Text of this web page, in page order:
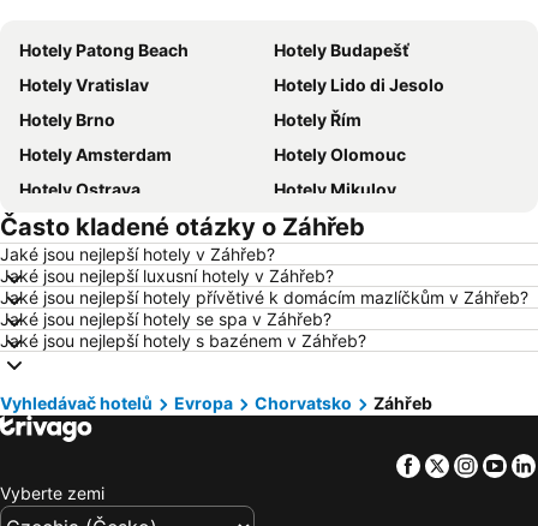
Hotely Patong Beach
Hotely Budapešť
Hotely Vratislav
Hotely Lido di Jesolo
Hotely Brno
Hotely Řím
Hotely Amsterdam
Hotely Olomouc
Hotely Ostrava
Hotely Mikulov
Hotely Hurghada
Hotely Znojmo
Hotely Kolobrzeg
Hotely Lignano Sabbiadoro
Hotely Nice
Hotely Verona
Hotely České Budějovice
Hotely Manavgat
Hotely Český Krumlov
Hotely Beskydy
Hotely Rakousko
Hotely Polsko
Hotely Gran Canaria
Často kladené otázky o Záhřeb
Jaké jsou nejlepší hotely v Záhřeb?
Jaké jsou nejlepší luxusní hotely v Záhřeb?
Jaké jsou nejlepší hotely přívětivé k domácím mazlíčkům v Záhřeb?
Jaké jsou nejlepší hotely se spa v Záhřeb?
Jaké jsou nejlepší hotely s bazénem v Záhřeb?
Vyhledávač hotelů Evropa Chorvatsko Záhřeb
Facebook
Twitter
Vyberte zemi